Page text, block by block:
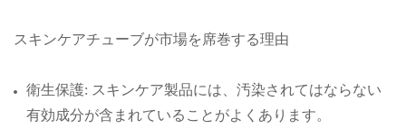
スキンケアチューブが市場を席巻する理由
衛生保護: スキンケア製品には、汚染されてはならない
有効成分が含まれていることがよくあります。